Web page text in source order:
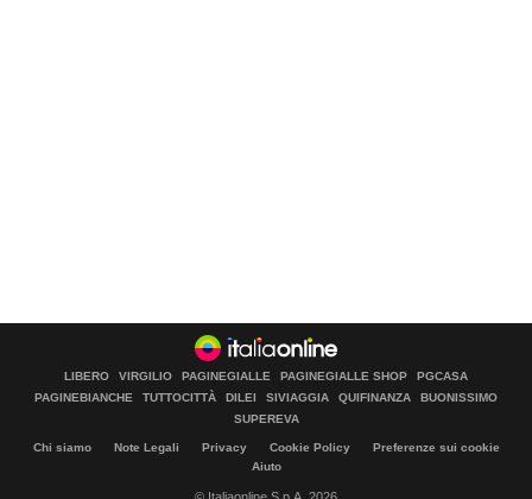
LIBERO VIRGILIO PAGINEGIALLE PAGINEGIALLE SHOP
PGCASA
PAGINEBIANCHE
TUTTOCITTÀ DILEI SIVIAGGIA QUIFINANZA
BUONISSIMO
SUPEREVA
Chi siamo Note Legali Privacy Cookie Policy
Preferenze sui cookie
Aiuto
© Italiaonline S.p.A. 2026